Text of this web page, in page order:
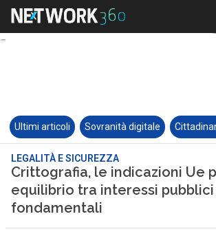
Ultimi articoli Sovranità digitale
LEGALITÀ E SICUREZZA
Crittografia, le indicazioni Ue
equilibrio tra interessi
fondamentali